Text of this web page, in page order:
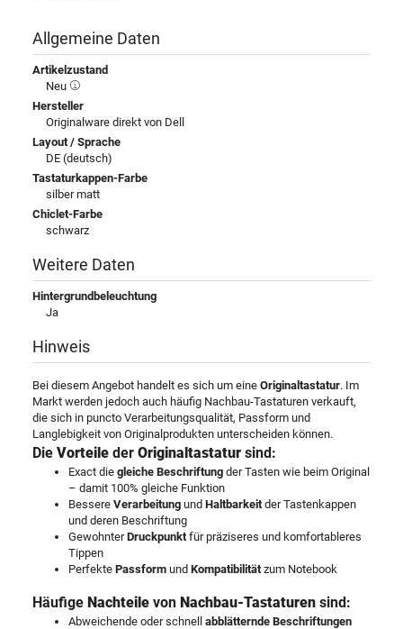
Allgemeine Daten
Artikelzustand
Neu
Hersteller
Originalware direkt von Dell
Layout / Sprache
DE (deutsch)
Tastaturkappen-Farbe
silber matt
Chiclet-Farbe
schwarz
Weitere Daten
Hintergrundbeleuchtung
Ja
Hinweis
Bei diesem Angebot handelt es sich um eine Originaltastatur. Im
Markt werden jedoch auch häufig Nachbau-Tastaturen verkauft,
die sich in puncto Verarbeitungsqualität, Passform und
Langlebigkeit von Originalprodukten unterscheiden können.
Die Vorteile der Originaltastatur sind:
Exact die gleiche Beschriftung der Tasten wie beim Original
– damit 100% gleiche Funktion
Bessere Verarbeitung und Haltbarkeit der Tastenkappen
und deren Beschriftung
GewohnterDruckpunkt für präziseres und komfortableres
Tippen
Perfekte Passform und Kompatibilität zum Notebook
Häufige Nachteile von Nachbau-Tastaturen sind:
Abweichende oder schnell abblätternde Beschriftungen